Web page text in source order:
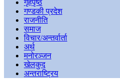
गृहपृष्ठ
गण्डकी प्रदेश
राजनीति
समाज
विचार/अन्तर्वार्ता
अर्थ
मनोरञ्जन
खेलकुद
अन्तराष्ट्रिय